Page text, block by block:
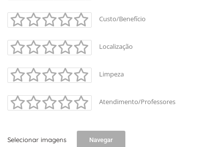
Custo/Benefício
Localização
Limpeza
Atendimento/Professores
Selecionar imagens Navegar